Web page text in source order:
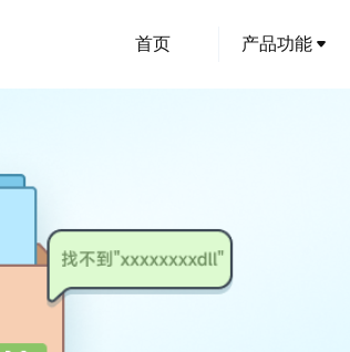
首页 产品功能